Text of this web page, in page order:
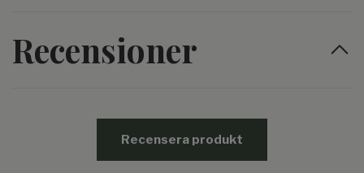
Recensioner
Recensera produkt